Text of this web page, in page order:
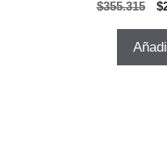
$355.315
El
$